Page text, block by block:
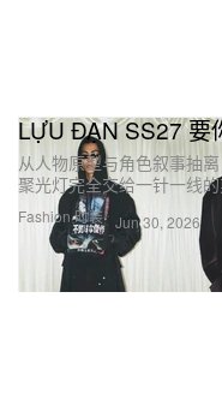
Fashion 时装
LỰU ĐẠN SS27 要
从人物原型与角色叙事抽
聚光灯完全交给一针一线
Jun 30, 2026